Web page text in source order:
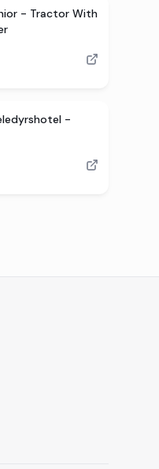
- Tractor With
-